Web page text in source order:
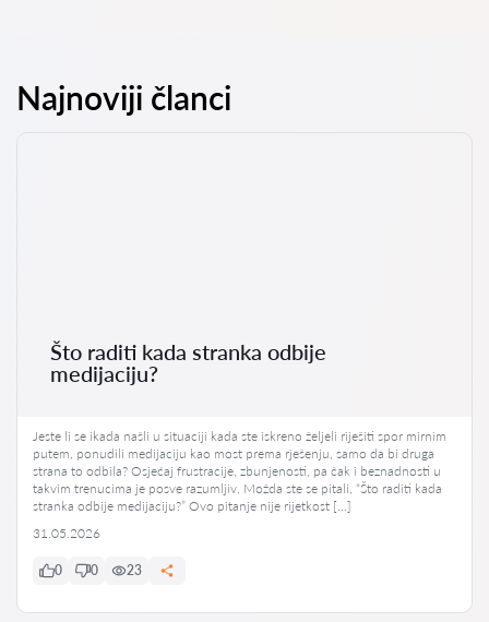
Najnoviji članci
Što raditi kada stranka odbije
medijaciju?
Jeste li se ikada našli u situaciji kada ste iskreno željeli riješiti spor mirnim
putem, ponudili medijaciju kao most prema rješenju, samo da bi druga
strana to odbila? Osjećaj frustracije, zbunjenosti, pa čak i beznadnosti u
takvim trenucima je posve razumljiv. Možda ste se pitali, “Što raditi kada
stranka odbije medijaciju?” Ovo pitanje nije rijetkost […]
31.05.2026
0 0 23